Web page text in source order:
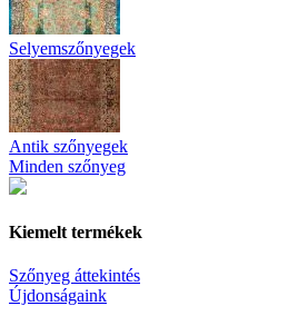
Selyemszőnyegek
Antik szőnyegek
Minden szőnyeg
Kiemelt termékek
Szőnyeg áttekintés
Újdonságaink